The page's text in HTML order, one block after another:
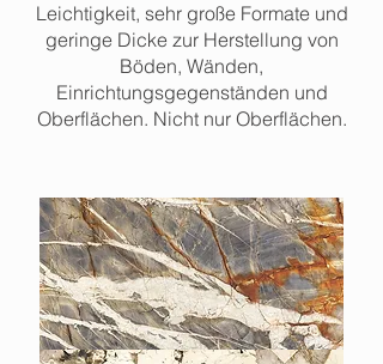
Leichtigkeit, sehr große Formate und
geringe Dicke zur Herstellung von
Böden, Wänden,
Einrichtungsgegenständen und
Oberflächen. Nicht nur Oberflächen.